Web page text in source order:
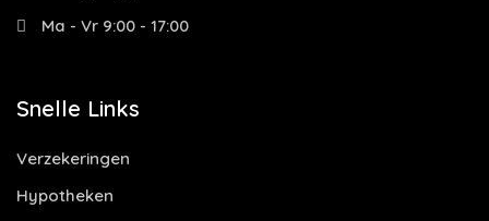
Ma - Vr 9:00 - 17:00
Snelle Links
Verzekeringen
Hypotheken